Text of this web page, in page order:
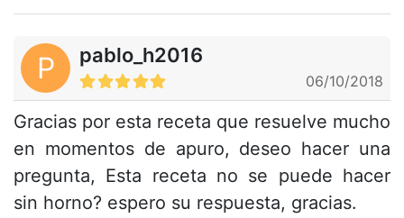
P pablo_h2016
06/10/2018
Gracias por esta receta que resuelve mucho
en momentos de apuro, deseo hacer una
pregunta, Esta receta no se puede hacer
sin horno? espero su respuesta, gracias.